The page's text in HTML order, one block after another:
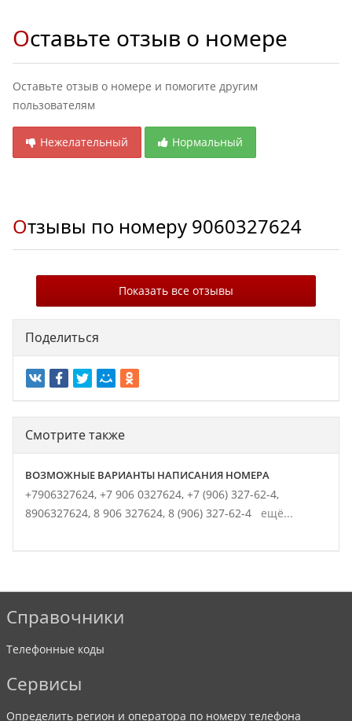
Оставьте отзыв о номере
Оставьте отзыв о номере и помогите другим
пользователям
Нежелательный Нормальный
Отзывы по номеру 9060327624
Показать все отзывы
Поделиться
Смотрите также
ВОЗМОЖНЫЕ ВАРИАНТЫ НАПИСАНИЯ НОМЕРА
+7906327624, +7 906 0327624, +7 (906) 327-62-4,
8906327624, 8 906 327624, 8 (906) 327-62-4 ещё...
Справочники
Телефонные коды
Сервисы
Определить регион и оператора по номеру телефона